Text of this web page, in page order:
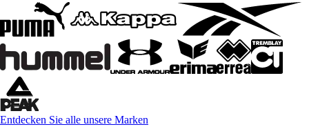
Entdecken Sie alle unsere Marken